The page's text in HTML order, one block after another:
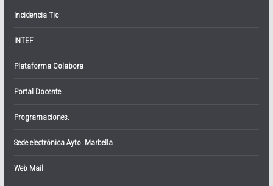
Incidencia Tic
INTEF
Plataforma Colabora
Portal Docente
Programaciones.
Sede electrónica Ayto. Marbella
Web Mail